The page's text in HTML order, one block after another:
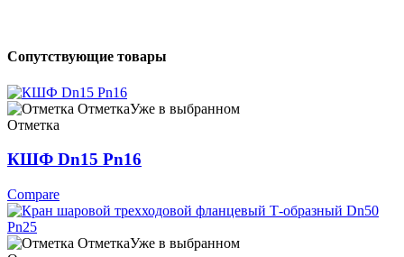
Сопутствующие товары
ОтметкаУже в выбранном
Отметка
КШФ Dn15 Pn16
Compare
ОтметкаУже в выбранном